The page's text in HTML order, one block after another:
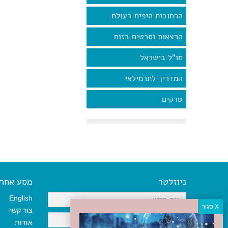
הרחובות היפים בעולם
הרצאות וסרטים בזום
חו"ל בישראל
המדריך לתרמילאי
טרקים
ניוזלטר מסע אחר
English
צור קשר
אודות